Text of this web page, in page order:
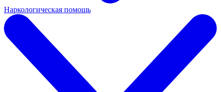
Наркологическая помощь